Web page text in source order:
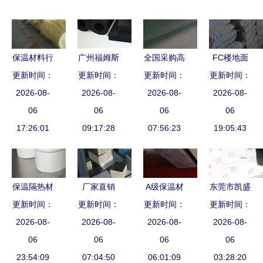
保温材料行
业优选 大
城县宏利保
温建材厂的
离心玻璃棉
更新时间：
2026-08-
06
17:26:01
广州福姆斯
绝热材料
橡塑、玻璃
棉与专业外
保护系统的
更新时间：
2026-08-
06
09:17:28
全国采购高
峰 北京玻
璃棉现货促
销火热开
启，河北神
全新发力钢
结构建材市
场
更新时间：
2026-08-
06
07:56:23
FC楼地面
保温砂浆
建筑节能政
策下的新宠
儿，打造宜
更新时间：
2026-08-
06
19:05:43
保温隔热材
料 建筑能
效的核心选
择
更新时间：
2026-08-
06
23:54:09
厂家直销
保温装饰一
体板的革命
——高效节
能外墙解决
更新时间：
2026-08-
06
07:04:50
A级保温材
料详解 种
类、特点与
应用
更新时间：
2026-08-
06
06:01:09
东莞市凯盛
保温材料产
品展示
—— 广东
中小企业商
更新时间：
2026-08-
06
03:28:20